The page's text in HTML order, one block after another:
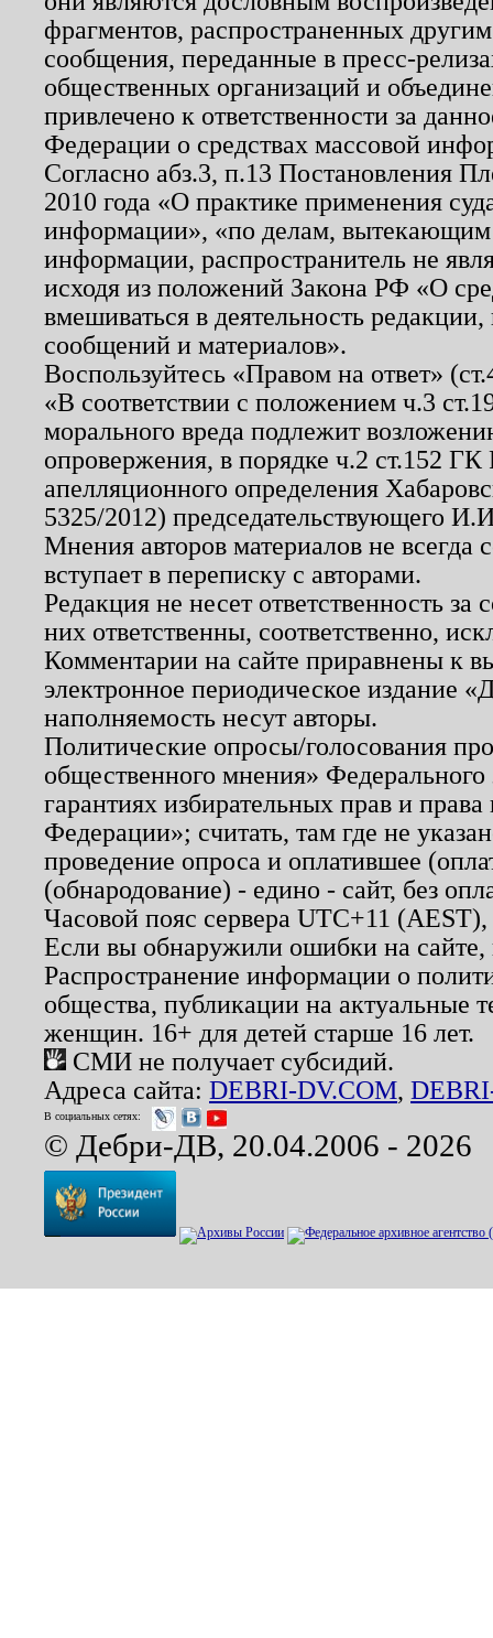
фрагментов, распространенных
сообщения, переданные в пресс-
общественных организаций и
привлечено к ответственности за
Федерации о средствах массовой
Согласно абз.3, п.13 Постановления
2010 года «О практике применения
информации», «по делам, вытекающим
информации, распространитель не
исходя из положений Закона РФ «О
вмешиваться в деятельность
сообщений и материалов».
Воспользуйтесь «Правом на ответ»
«В соответствии с положением ч.3
морального вреда подлежит
опровержения, в порядке ч.2 ст.152
апелляционного определения
5325/2012) председательствующего
Мнения авторов материалов не
вступает в переписку с авторами.
Редакция не несет ответственность
них ответственны, соответственно,
Комментарии на сайте приравнены к
электронное периодическое издание
наполняемость несут авторы.
Политические опросы/голосования
общественного мнения»
гарантиях избирательных прав и
Федерации»; считать, там где не
проведение опроса и оплатившее
(обнародование) - едино - сайт, без
Часовой пояс сервера UTC+11
Если вы обнаружили ошибки на
Распространение информации о
общества, публикации на актуальные
женщин. 16+ для детей старше 16 лет.
СМИ не получает субсидий.
Адреса сайта: DEBRI-DV.COM,
В социальных сетях:
© Дебри-ДВ, 20.04.2006 - 2026